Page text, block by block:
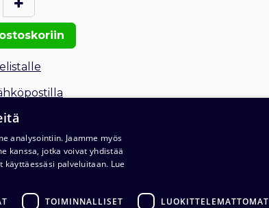
arkipäivää
analysointiin. Jaamme myös
kanssa, jotka voivat yhdistää
käyttäessäsi palveluitaan. Lue
TOIMINNALLISET LUOKITTELEMATTOMAT